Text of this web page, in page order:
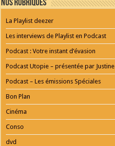
SERVICE
ONLINE
AGENTUR
MAINZ
Playlist
Nos Rubriques
La Playlist deezer
Les interviews de Playlist en Podcast
Podcast : Votre instant d’évasion
Podcast Utopie – présentée par Justine
Podcast – Les émissions Spéciales
Bon Plan
Cinéma
Conso
dvd